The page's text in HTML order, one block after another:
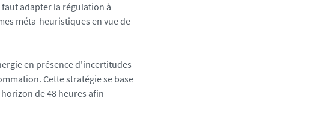
adapter la régulation à
méta-heuristiques en vue de
en présence d'incertitudes
Cette stratégie se base
de 48 heures afin